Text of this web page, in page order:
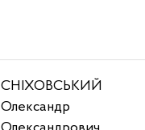
СНІХОВСЬКИЙ
Олександр